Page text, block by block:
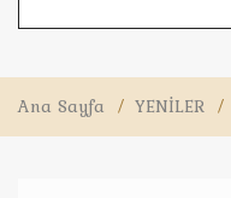
Ana Sayfa / YENİLER /